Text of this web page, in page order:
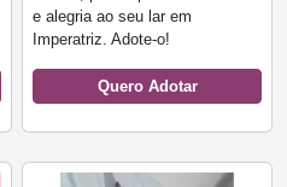
e alegria ao seu lar em
Imperatriz. Adote-o!
Quero Adotar